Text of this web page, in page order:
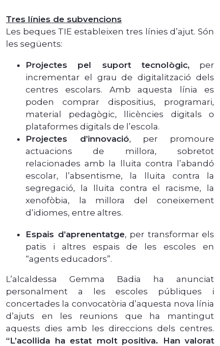
Tres línies de subvencions
Les beques TIE estableixen tres línies d’ajut. Són
les següents:
Projectes pel suport tecnològic,per
incrementar el grau de digitalització dels
centres escolars. Amb aquesta línia es
poden comprar dispositius, programari,
material pedagògic, llicències digitals o
plataformes digitals de l’escola.
Projectes d’innovació, per promoure
actuacions de millora, sobretot
relacionades amb la lluita contra l’abandó
escolar, l’absentisme, la lluita contra la
segregació, la lluita contra el racisme, la
xenofòbia, la millora del coneixement
d’idiomes, entre altres.
Espais d’aprenentatge, per transformar els
patis i altres espais de les escoles en
“agents educadors”.
L’alcaldessa Gemma Badia ha anunciat
personalment a les escoles públiques i
concertades la convocatòria d’aquesta nova línia
d’ajuts en les reunions que ha mantingut
aquests dies amb les direccions dels centres.
“L’acollida ha estat molt positiva. Han valorat